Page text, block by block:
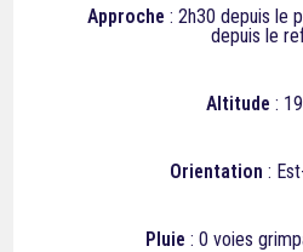
Approche : 2h30 depuis le
depuis le
Altitude :
Orientation :
Pluie : 0 voies